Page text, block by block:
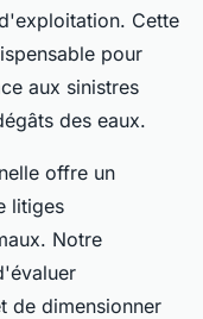
Cette
pour
aux sinistres
des eaux.
offre un
litiges
Notre
de dimensionner